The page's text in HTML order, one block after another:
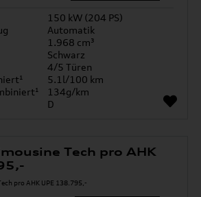
150 kW (204 PS)
Automatik
1.968 cm³
Schwarz
4/5 Türen
5.1l/100 km
134g/km
D
Tech pro AHK